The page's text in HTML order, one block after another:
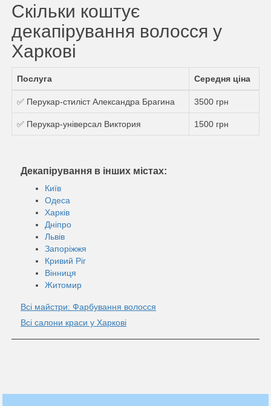
Скільки коштує
декапірування волосся у
Харкові
Послуга Середня ціна
✅ Перукар-стиліст Александра Брагина 3500 грн
✅ Перукар-універсал Виктория 1500 грн
Декапірування в інших містах:
Київ
Одеса
Харків
Дніпро
Львів
Запоріжжя
Кривий Ріг
Вінниця
Житомир
Всі майстри: Фарбування волосся
Всі салони краси у Харкові